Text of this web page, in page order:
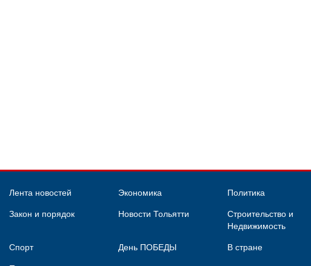
Лента новостей Экономика Политика
Закон и порядок Новости Тольятти
Строительство и
Недвижимость
Спорт День ПОБЕДЫ В стране